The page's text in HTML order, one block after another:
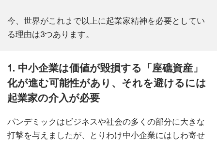
今、世界がこれまで以上に起業家精神を必要としてい
る理由は3つあります。
1. 中小企業は価値が毀損する「座礁資産」
化が進む可能性があり、それを避けるには
起業家の介入が必要
パンデミックはビジネスや社会の多くの部分に大きな
打撃を与えましたが、とりわけ中小企業にはしわ寄せ